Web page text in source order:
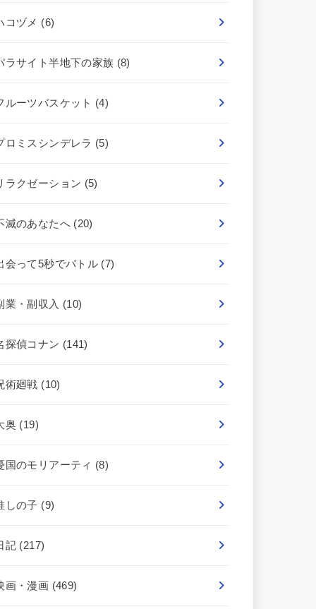
コヅメ (6)
ラサイト半地下の家族 (8)
ルーツバスケット (4)
ロミスシンデレラ (5)
ラクゼーション (5)
滅のあなたへ (20)
会って5秒でバトル (7)
業・副収入 (10)
探偵コナン (141)
術廻戦 (10)
奥 (19)
国のモリアーティ (8)
しの子 (9)
記 (217)
画・漫画 (469)